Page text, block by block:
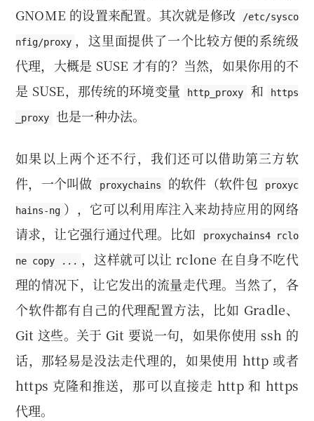
GNOME 的设置来配置。其次就是修改
/etc/sysco
nfig/proxy ，这里面提供了一个比较方便的系统级
代理，大概是 SUSE 才有的？当然，如果你用的不
是 SUSE，那传统的环境变量
http_proxy 和 https
_proxy 也是一种办法。
如果以上两个还不行，我们还可以借助第三方软
件，一个叫做
proxychains 的软件（软件包 proxyc
hains-ng ），它可以利用库注入来劫持应用的网络
请求，让它强行通过代理。比如
proxychains4 rclo
ne copy ... ，这样就可以让 rclone 在自身不吃代
理的情况下，让它发出的流量走代理。当然了，各
个软件都有自己的代理配置方法，比如 Gradle、
Git 这些。关于 Git 要说一句，如果你使用 ssh 的
话，那轻易是没法走代理的，如果使用 http 或者
https 克隆和推送，那可以直接走 http 和 https
代理。